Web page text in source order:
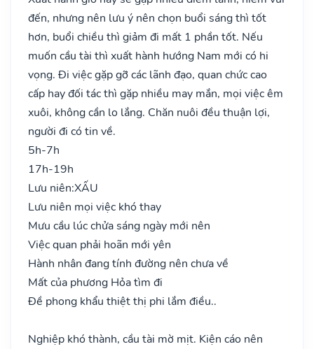
đến, nhưng nên lưu ý nên chọn buổi sáng thì tốt
hơn, buổi chiều thì giảm đi mất 1 phần tốt. Nếu
muốn cầu tài thì xuất hành hướng Nam mới có hi
vọng. Đi việc gặp gỡ các lãnh đạo, quan chức cao
cấp hay đối tác thì gặp nhiều may mắn, mọi việc êm
xuôi, không cần lo lắng. Chăn nuôi đều thuận lợi,
người đi có tin về.
5h-7h
17h-19h
Lưu niên:XẤU
Lưu niên mọi việc khó thay
Mưu cầu lúc chửa sáng ngày mới nên
Việc quan phải hoãn mới yên
Hành nhân đang tính đường nên chưa về
Mất của phương Hỏa tìm đi
Đề phong khẩu thiệt thị phi lắm điều..
Nghiệp khó thành, cầu tài mờ mịt. Kiện cáo nên